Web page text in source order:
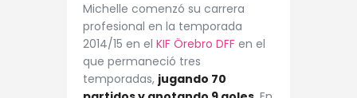
Michelle comenzó su carrera
profesional en la temporada
2014/15 en el KIF Örebro DFF en el
que permaneció tres
temporadas, jugando 70